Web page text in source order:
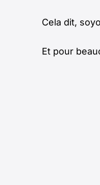
Cela dit,
Et pour